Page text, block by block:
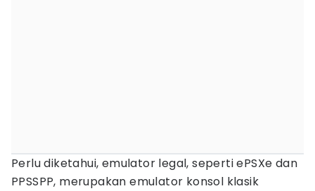
Perlu diketahui, emulator legal, seperti ePSXe dan
PPSSPP, merupakan emulator konsol klasik